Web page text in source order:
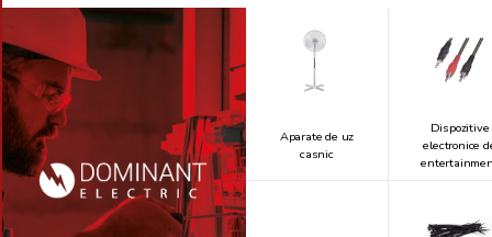
Aparate de uz
casnic
Dispozitive
electronice